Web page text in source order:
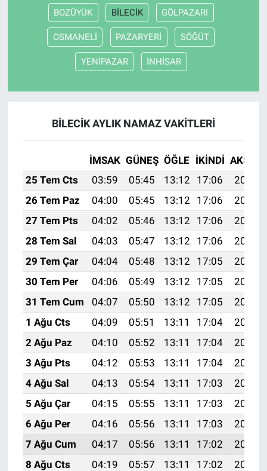
BOZÜYÜK BİLECİK GÖLPAZARI
OSMANELİ PAZARYERİ SÖĞÜT
YENİPAZAR İNHİSAR
BİLECİK AYLIK NAMAZ VAKITLERI
İMSAK GÜNEŞ ÖĞLE İKINDI AKŞAM
25 Tem Cts
03:59 05:45 13:12 17:06
20:29
26 Tem Paz
04:00 05:45 13:12 17:06
20:28
27 Tem Pts
04:02 05:46 13:12 17:06
20:27
28 Tem Sal
04:03 05:47 13:12 17:06
20:26
29 Tem Çar
04:04 05:48 13:12 17:05
20:25
30 Tem Per
04:06 05:49 13:12 17:05
20:24
31 Tem Cum
04:07 05:50 13:12 17:05
20:23
1 Ağu Cts
04:09 05:51 13:11 17:04
20:22
2 Ağu Paz
04:10 05:52 13:11 17:04
20:21
3 Ağu Pts
04:12 05:53 13:11 17:04
20:20
4 Ağu Sal
04:13 05:54 13:11 17:03
20:19
5 Ağu Çar
04:15 05:55 13:11 17:03
20:18
6 Ağu Per
04:16 05:56 13:11 17:03
20:17
7 Ağu Cum
04:17 05:56 13:11 17:02
20:15
8 Ağu Cts
04:19 05:57 13:11 17:02
20:14